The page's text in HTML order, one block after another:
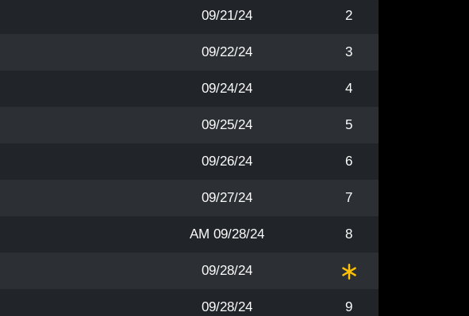
2
09/21/24
3
09/22/24
4
09/24/24
5
09/25/24
6
09/26/24
7
09/27/24
8
09/28/24 AM
09/28/24
9
09/28/24